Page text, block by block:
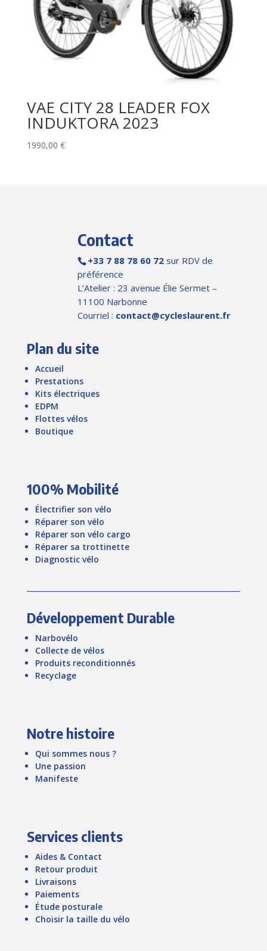
VAE CITY 28 LEADER FOX
INDUKTORA 2023
1990,00 €
Contact
+33 7 88 78 60 72sur RDV de
préférence
L’Atelier : 23 avenue Élie Sermet –
11100 Narbonne
Courriel : contact@cycleslaurent.fr
Plan du site
Accueil
Prestations
Kits électriques
EDPM
Flottes vélos
Boutique
100% Mobilité
Électrifier son vélo
Réparer son vélo
Réparer son vélo cargo
Réparer sa trottinette
Diagnostic vélo
Développement Durable
Narbovélo
Collecte de vélos
Produits reconditionnés
Recyclage
Notre histoire
Qui sommes nous ?
Une passion
Manifeste
Services clients
Aides & Contact
Retour produit
Livraisons
Paiements
Étude posturale
Choisir la taille du vélo